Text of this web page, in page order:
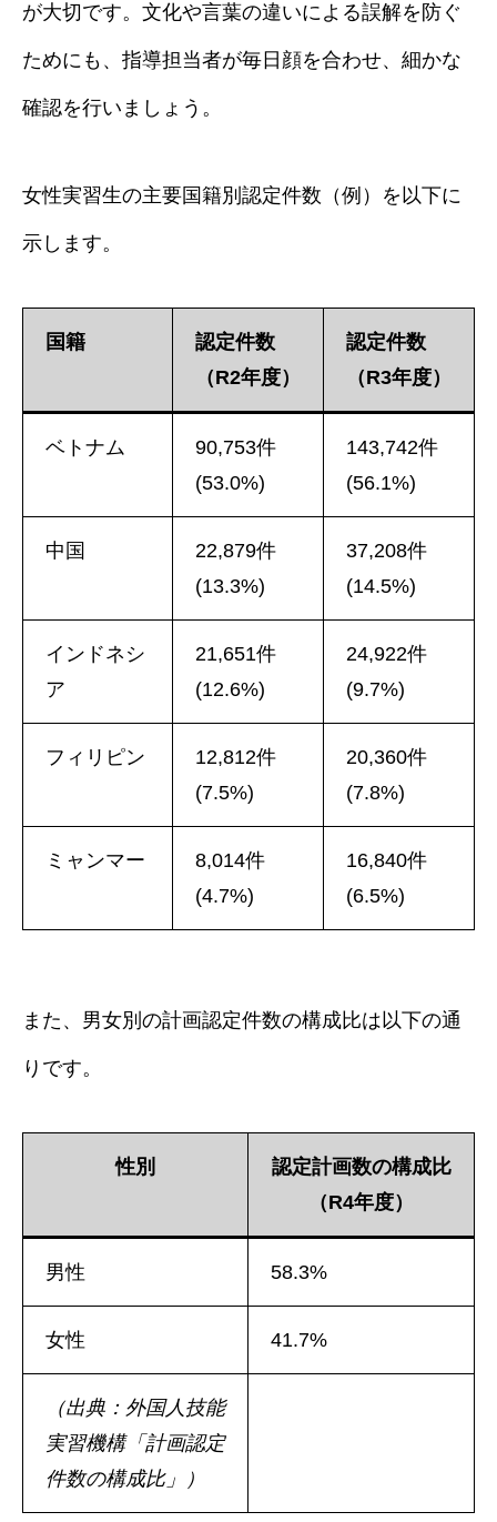
が大切です。文化や言葉の違いによる誤解を防ぐ
ためにも、指導担当者が毎日顔を合わせ、細かな
確認を行いましょう。
女性実習生の主要国籍別認定件数（例）を以下に
示します。
国籍
認定件数
（R2年度）
認定件数
（R3年度）
ベトナム
90,753件
(53.0%)
143,742件
(56.1%)
中国
22,879件
(13.3%)
37,208件
(14.5%)
インドネシ
ア
21,651件
(12.6%)
24,922件
(9.7%)
フィリピン
12,812件
(7.5%)
20,360件
(7.8%)
ミャンマー
8,014件
(4.7%)
16,840件
(6.5%)
また、男女別の計画認定件数の構成比は以下の通
りです。
性別
認定計画数の構成比
（R4年度）
男性 58.3%
女性 41.7%
（出典：外国人技能
実習機構「計画認定
件数の構成比」）